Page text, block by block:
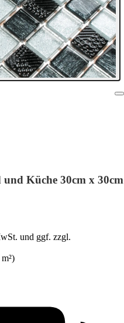
Küche 30cm x 30cm
und ggf. zzgl.
m²)